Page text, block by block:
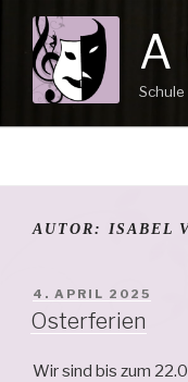
Inhalt
springen
A
AUTOR: ISABEL
VERÖFFENTLICHT
AM
4. APRIL 2025
Osterferien
Wir sind bis zum